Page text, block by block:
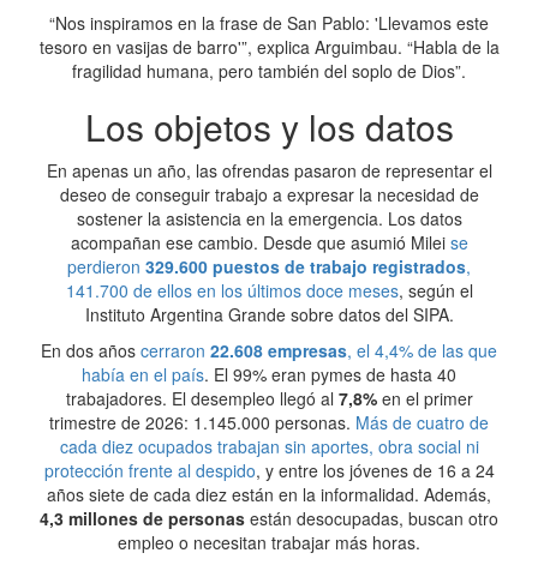
“Nos inspiramos en la frase de San Pablo: 'Llevamos este
tesoro en vasijas de barro'”, explica Arguimbau. “Habla de la
fragilidad humana, pero también del soplo de Dios”.
Los objetos y los datos
En apenas un año, las ofrendas pasaron de representar el
deseo de conseguir trabajo a expresar la necesidad de
sostener la asistencia en la emergencia. Los datos
acompañan ese cambio. Desde que asumió Milei se
perdieron 329.600 puestos de trabajo registrados,
141.700 de ellos en los últimos doce meses, según el
Instituto Argentina Grande sobre datos del SIPA.
En dos años cerraron 22.608 empresas, el 4,4% de las que
había en el país. El 99% eran pymes de hasta 40
trabajadores. El desempleo llegó al 7,8%en el primer
trimestre de 2026: 1.145.000 personas. Más de cuatro de
cada diez ocupados trabajan sin aportes, obra social ni
protección frente al despido, y entre los jóvenes de 16 a 24
años siete de cada diez están en la informalidad. Además,
4,3 millones de personas están desocupadas, buscan otro
empleo o necesitan trabajar más horas.